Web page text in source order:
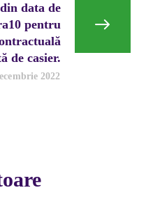
data de
pentru
de casier.
2022